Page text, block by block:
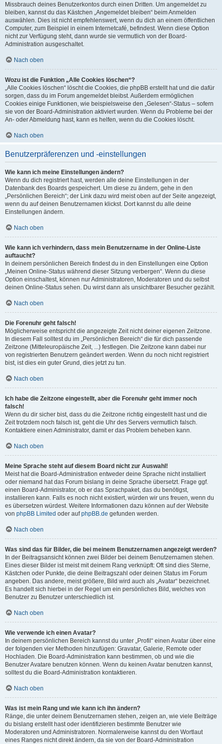
Missbrauch deines Benutzerkontos durch einen Dritten. Um angemeldet zu
bleiben, kannst du das Kästchen „Angemeldet bleiben“ beim Anmelden
auswählen. Dies ist nicht empfehlenswert, wenn du dich an einem öffentlichen
Computer, zum Beispiel in einem Internetcafé, befindest. Wenn diese Option
nicht zur Verfügung steht, dann wurde sie vermutlich von der Board-
Administration ausgeschaltet.
Nach oben
Wozu ist die Funktion „Alle Cookies löschen“?
„Alle Cookies löschen“ löscht die Cookies, die phpBB erstellt hat und die dafür
sorgen, dass du im Forum angemeldet bleibst. Außerdem ermöglichen
Cookies einige Funktionen, wie beispielsweise den „Gelesen“-Status – sofern
sie von der Board-Administration aktiviert wurden. Wenn du Probleme bei der
An- oder Abmeldung hast, kann es helfen, wenn du die Cookies löscht.
Nach oben
Benutzerpräferenzen und -einstellungen
Wie kann ich meine Einstellungen ändern?
Wenn du dich registriert hast, werden alle deine Einstellungen in der
Datenbank des Boards gespeichert. Um diese zu ändern, gehe in den
„Persönlichen Bereich“; der Link dazu wird meist oben auf der Seite angezeigt,
wenn du auf deinen Benutzernamen klickst. Dort kannst du alle deine
Einstellungen ändern.
Nach oben
Wie kann ich verhindern, dass mein Benutzername in der Online-Liste
auftaucht?
In deinem persönlichen Bereich findest du in den Einstellungen eine Option
„Meinen Online-Status während dieser Sitzung verbergen“. Wenn du diese
Option einschaltest, können nur Administratoren, Moderatoren und du selbst
deinen Online-Status sehen. Du wirst dann als unsichtbarer Besucher gezählt.
Nach oben
Die Forenuhr geht falsch!
Möglicherweise entspricht die angezeigte Zeit nicht deiner eigenen Zeitzone.
In diesem Fall solltest du im „Persönlichen Bereich“ die für dich passende
Zeitzone (Mitteleuropäische Zeit, ...) festlegen. Die Zeitzone kann dabei nur
von registrierten Benutzern geändert werden. Wenn du noch nicht registriert
bist, ist dies ein guter Grund, dies jetzt zu tun.
Nach oben
Ich habe die Zeitzone eingestellt, aber die Forenuhr geht immer noch
falsch!
Wenn du dir sicher bist, dass du die Zeitzone richtig eingestellt hast und die
Zeit trotzdem noch falsch ist, geht die Uhr des Servers vermutlich falsch.
Kontaktiere einen Administrator, damit er das Problem beheben kann.
Nach oben
Meine Sprache steht auf diesem Board nicht zur Auswahl!
Meist hat die Board-Administration entweder deine Sprache nicht installiert
oder niemand hat das Forum bislang in deine Sprache übersetzt. Frage ggf.
einen Board-Administrator, ob er das Sprachpaket, das du benötigst,
installieren kann. Falls es noch nicht existiert, würden wir uns freuen, wenn du
es übersetzen würdest. Weitere Informationen dazu können auf der Website
von phpBB Limited oder aufphpBB.de gefunden werden.
Nach oben
Was sind das für Bilder, die bei meinem Benutzernamen angezeigt werden?
In der Beitragsansicht können zwei Bilder bei deinem Benutzernamen stehen.
Eines dieser Bilder ist meist mit deinem Rang verknüpft: Oft sind dies Sterne,
Kästchen oder Punkte, die deine Beitragszahl oder deinen Status im Forum
angeben. Das andere, meist größere, Bild wird auch als „Avatar“ bezeichnet.
Es handelt sich hierbei in der Regel um ein persönliches Bild, welches von
Benutzer zu Benutzer unterschiedlich ist.
Nach oben
Wie verwende ich einen Avatar?
In deinem persönlichen Bereich kannst du unter „Profil“ einen Avatar über eine
der folgenden vier Methoden hinzufügen: Gravatar, Galerie, Remote oder
Hochladen. Die Board-Administration kann bestimmen, ob und wie die
Benutzer Avatare benutzen können. Wenn du keinen Avatar benutzen kannst,
solltest du die Board-Administration kontaktieren.
Nach oben
Was ist mein Rang und wie kann ich ihn ändern?
Ränge, die unter deinem Benutzernamen stehen, zeigen an, wie viele Beiträge
du bislang erstellt hast oder identifizieren bestimmte Benutzer wie
Moderatoren und Administratoren. Normalerweise kannst du den Wortlaut
eines Ranges nicht direkt ändern, da sie von der Board-Administration